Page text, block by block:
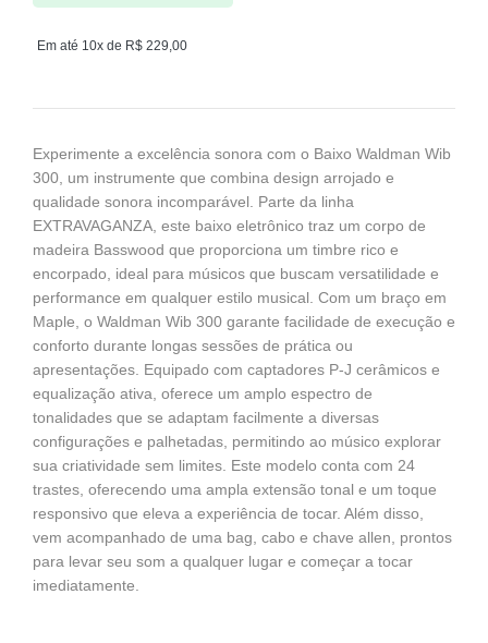
Em até 10x de R$ 229,00
Experimente a excelência sonora com o Baixo Waldman Wib
300, um instrumente que combina design arrojado e
qualidade sonora incomparável. Parte da linha
EXTRAVAGANZA, este baixo eletrônico traz um corpo de
madeira Basswood que proporciona um timbre rico e
encorpado, ideal para músicos que buscam versatilidade e
performance em qualquer estilo musical. Com um braço em
Maple, o Waldman Wib 300 garante facilidade de execução e
conforto durante longas sessões de prática ou
apresentações. Equipado com captadores P-J cerâmicos e
equalização ativa, oferece um amplo espectro de
tonalidades que se adaptam facilmente a diversas
configurações e palhetadas, permitindo ao músico explorar
sua criatividade sem limites. Este modelo conta com 24
trastes, oferecendo uma ampla extensão tonal e um toque
responsivo que eleva a experiência de tocar. Além disso,
vem acompanhado de uma bag, cabo e chave allen, prontos
para levar seu som a qualquer lugar e começar a tocar
imediatamente.